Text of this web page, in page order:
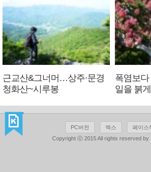
근교산&그너머…상주·문경
청화산~시루봉
폭염보
일을 붉게
PC버전 엑스
페이스
Copyright ⓒ 2015 All rights reserved by